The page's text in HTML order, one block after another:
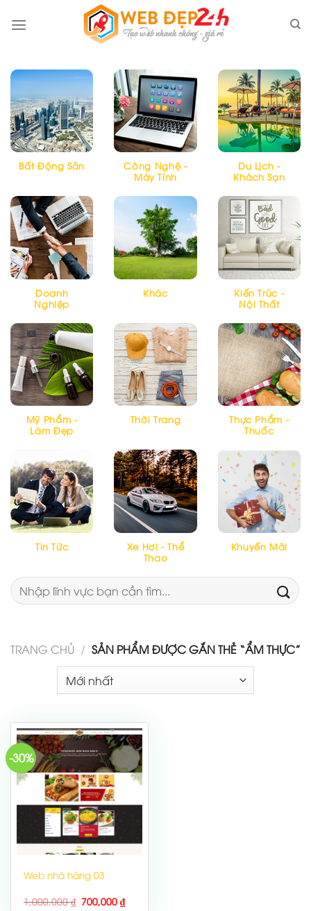
Bất Động Sản
Công Nghệ -
Máy Tính
Du Lịch -
Khách Sạn
Doanh
Nghiệp
Khác
Kiến Trúc -
Nội Thất
Mỹ Phẩm -
Làm Đẹp
Thời Trang
Thực Phẩm -
Thuốc
Tin Tức
Xe Hơi - Thể
Thao
Khuyến Mãi
Tìm
kiếm:
TRANG CHỦ / SẢN PHẨM ĐƯỢC GẮN THẺ “ẨM THỰC”
-30%
Web nhà hàng 03
1,000,000₫ 700,000 ₫